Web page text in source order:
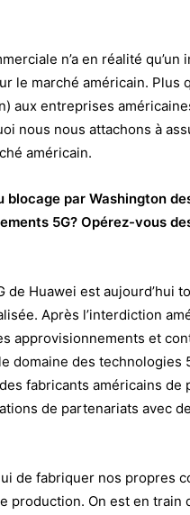
n’a en réalité
le marché américain. Plus
aux entreprises
nous nous attachons à
américain.
blocage par Washington
5G? Opérez-vous
de Huawei est aujourd’hui
Après l’interdiction
approvisionnements et
domaine des
fabricants américains
de partenariats avec
de fabriquer nos propres
production. On est en